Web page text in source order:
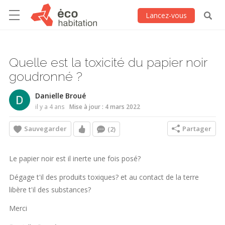
Lancez-vous
Quelle est la toxicité du papier noir
goudronné ?
Danielle Broué
il y a 4 ans Mise à jour : 4 mars 2022
Sauvegarder (2) Partager
Le papier noir est il inerte une fois posé?
Dégage t'il des produits toxiques? et au contact de la terre
libère t'il des substances?
Merci